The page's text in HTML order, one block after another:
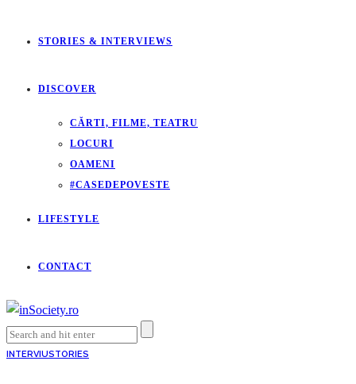
STORIES & INTERVIEWS
DISCOVER
CĂRTI, FILME, TEATRU
LOCURI
OAMENI
#CASEDEPOVESTE
LIFESTYLE
CONTACT
INTERVIUSTORIES